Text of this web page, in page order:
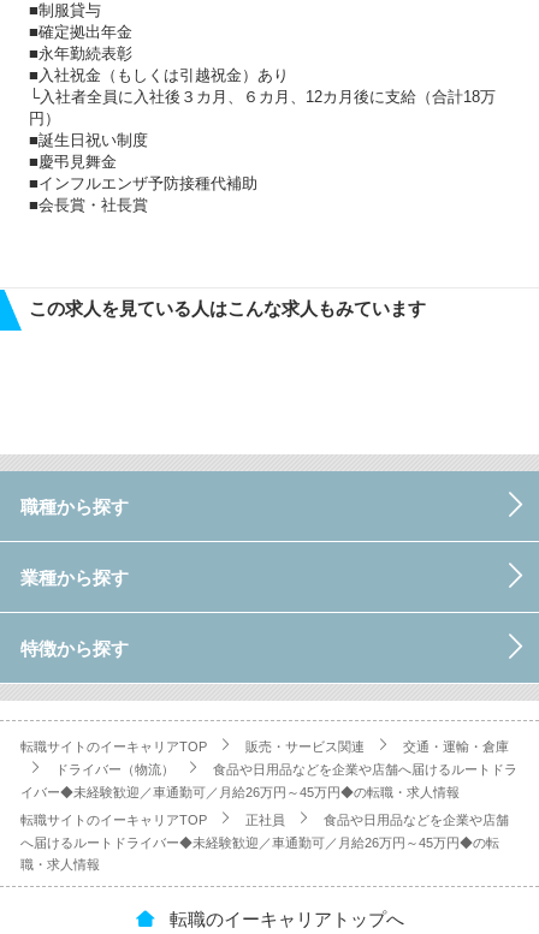
■制服貸与
■確定拠出年金
■永年勤続表彰
■入社祝金（もしくは引越祝金）あり
└入社者全員に入社後３カ月、６カ月、12カ月後に支給（合計18万
円）
■誕生日祝い制度
■慶弔見舞金
■インフルエンザ予防接種代補助
■会長賞・社長賞
この求人を見ている人はこんな求人もみています
職種から探す
業種から探す
特徴から探す
転職サイトのイーキャリアTOP 販売・サービス関連
交通・運輸・倉庫
ドライバー（物流）
食品や日用品などを企業や店舗へ届けるルートドラ
イバー◆未経験歓迎／車通勤可／月給26万円～45万円◆の転職・求人情報
転職サイトのイーキャリアTOP
正社員
食品や日用品などを企業や店舗
へ届けるルートドライバー◆未経験歓迎／車通勤可／月給26万円～45万円◆の転
職・求人情報
転職のイーキャリアトップへ